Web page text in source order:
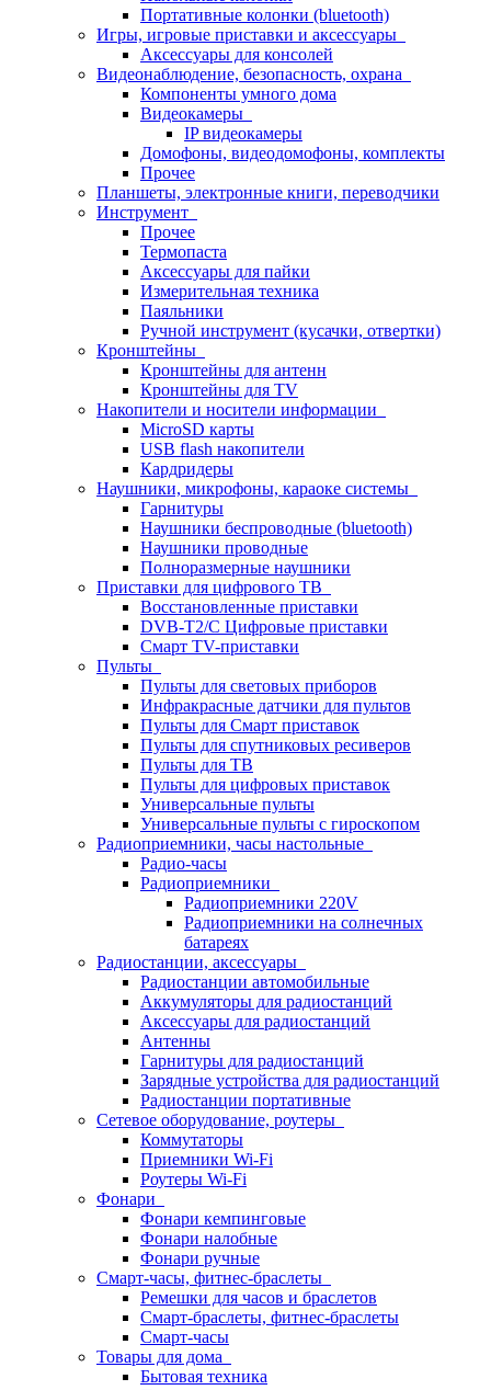
Портативные колонки (bluetooth)
Игры, игровые приставки и аксессуары
Аксессуары для консолей
Видеонаблюдение, безопасность, охрана
Компоненты умного дома
Видеокамеры
IP видеокамеры
Домофоны, видеодомофоны, комплекты
Прочее
Планшеты, электронные книги, переводчики
Инструмент
Прочее
Термопаста
Аксессуары для пайки
Измерительная техника
Паяльники
Ручной инструмент (кусачки, отвертки)
Кронштейны
Кронштейны для антенн
Кронштейны для TV
Накопители и носители информации
MicroSD карты
USB flash накопители
Кардридеры
Наушники, микрофоны, караоке системы
Гарнитуры
Наушники беспроводные (bluetooth)
Наушники проводные
Полноразмерные наушники
Приставки для цифрового ТВ
Восстановленные приставки
DVB-T2/C Цифровые приставки
Смарт ТV-приставки
Пульты
Пульты для световых приборов
Инфракрасные датчики для пультов
Пульты для Смарт приставок
Пульты для спутниковых ресиверов
Пульты для ТВ
Пульты для цифровых приставок
Универсальные пульты
Универсальные пульты с гироскопом
Радиоприемники, часы настольные
Радио-часы
Радиоприемники
Радиоприемники 220V
Радиоприемники на солнечных
батареях
Радиостанции, аксессуары
Радиостанции автомобильные
Аккумуляторы для радиостанций
Аксессуары для радиостанций
Антенны
Гарнитуры для радиостанций
Зарядные устройства для радиостанций
Радиостанции портативные
Сетевое оборудование, роутеры
Коммутаторы
Приемники Wi-Fi
Роутеры Wi-Fi
Фонари
Фонари кемпинговые
Фонари налобные
Фонари ручные
Смарт-часы, фитнес-браслеты
Ремешки для часов и браслетов
Смарт-браслеты, фитнес-браслеты
Смарт-часы
Товары для дома
Бытовая техника